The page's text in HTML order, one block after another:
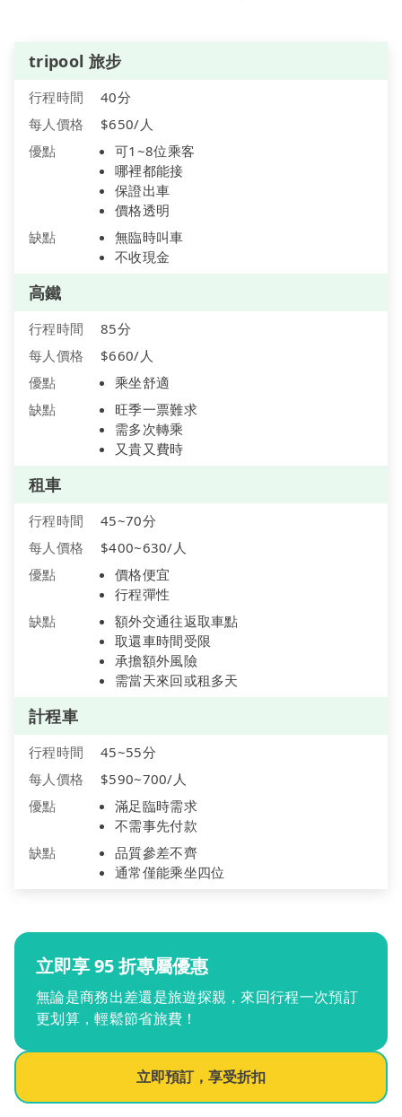
tripool 旅步
行程時間
40分
每人價格
$650/人
優點
可1~8位乘客
哪裡都能接
保證出車
價格透明
缺點
無臨時叫車
不收現金
高鐵
行程時間
85分
每人價格
$660/人
優點
乘坐舒適
缺點
旺季一票難求
需多次轉乘
又貴又費時
租車
行程時間
45~70分
每人價格
$400~630/人
優點
價格便宜
行程彈性
缺點
額外交通往返取車點
取還車時間受限
承擔額外風險
需當天來回或租多天
計程車
行程時間
45~55分
每人價格
$590~700/人
優點
滿足臨時需求
不需事先付款
缺點
品質參差不齊
通常僅能乘坐四位
立即享 95 折專屬優惠
無論是商務出差還是旅遊探親，來回行程一次預訂
更划算，輕鬆節省旅費！
立即預訂，享受折扣